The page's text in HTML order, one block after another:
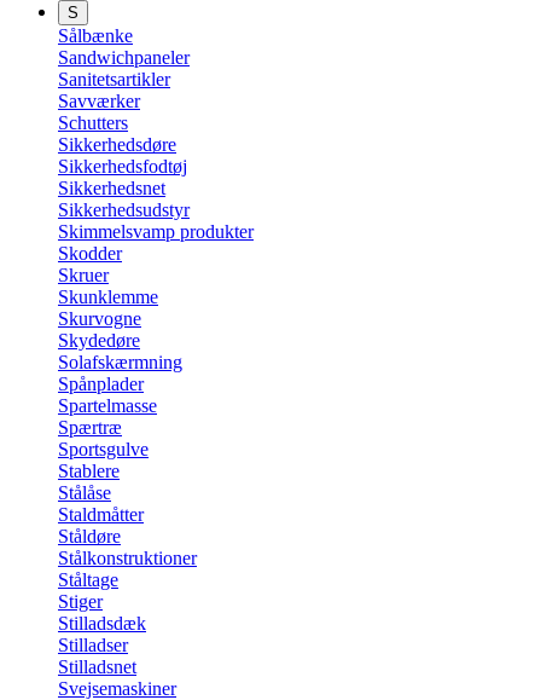
S
Sålbænke
Sandwichpaneler
Sanitetsartikler
Savværker
Schutters
Sikkerhedsdøre
Sikkerhedsfodtøj
Sikkerhedsnet
Sikkerhedsudstyr
Skimmelsvamp produkter
Skodder
Skruer
Skunklemme
Skurvogne
Skydedøre
Solafskærmning
Spånplader
Spartelmasse
Spærtræ
Sportsgulve
Stablere
Stålåse
Staldmåtter
Ståldøre
Stålkonstruktioner
Ståltage
Stiger
Stilladsdæk
Stilladser
Stilladsnet
Svejsemaskiner